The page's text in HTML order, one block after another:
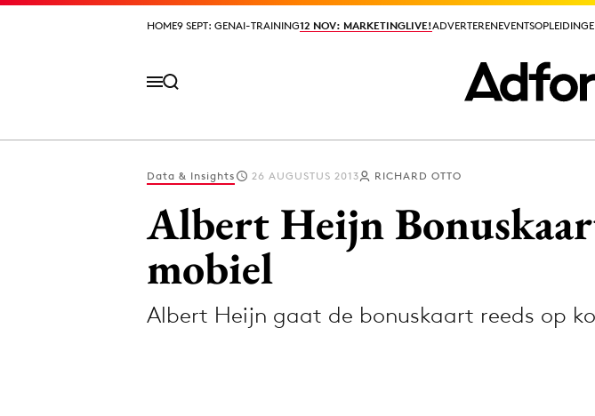
HOME9 SEPT: GENAI-TRAINING12 NOV: MARKETINGLIVE!ADVERTERENEVENTS
HOME9 SEPT: GENAI-TRAINING12 NOV: MARKETINGLIVE!ADVERTERENEVENTS
Design
Data & Insights 26 AUGUSTUS 2013 RICHARD OTTO
Albert Heijn
mobiel
Albert Heijn gaat de bonuskaart reeds op